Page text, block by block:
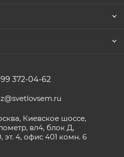
372-04-62
Киевское шоссе,
вл4, блок Д,
эт. 4, офис 401 комн. 6